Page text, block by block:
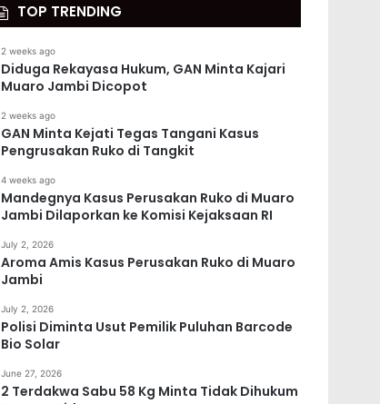
TOP TRENDING
2 weeks ago
Diduga Rekayasa Hukum, GAN Minta Kajari
Muaro Jambi Dicopot
2 weeks ago
GAN Minta Kejati Tegas Tangani Kasus
Pengrusakan Ruko di Tangkit
4 weeks ago
Mandegnya Kasus Perusakan Ruko di Muaro
Jambi Dilaporkan ke Komisi Kejaksaan RI
July 2, 2026
Aroma Amis Kasus Perusakan Ruko di Muaro
Jambi
July 2, 2026
Polisi Diminta Usut Pemilik Puluhan Barcode
Bio Solar
June 27, 2026
2 Terdakwa Sabu 58 Kg Minta Tidak Dihukum